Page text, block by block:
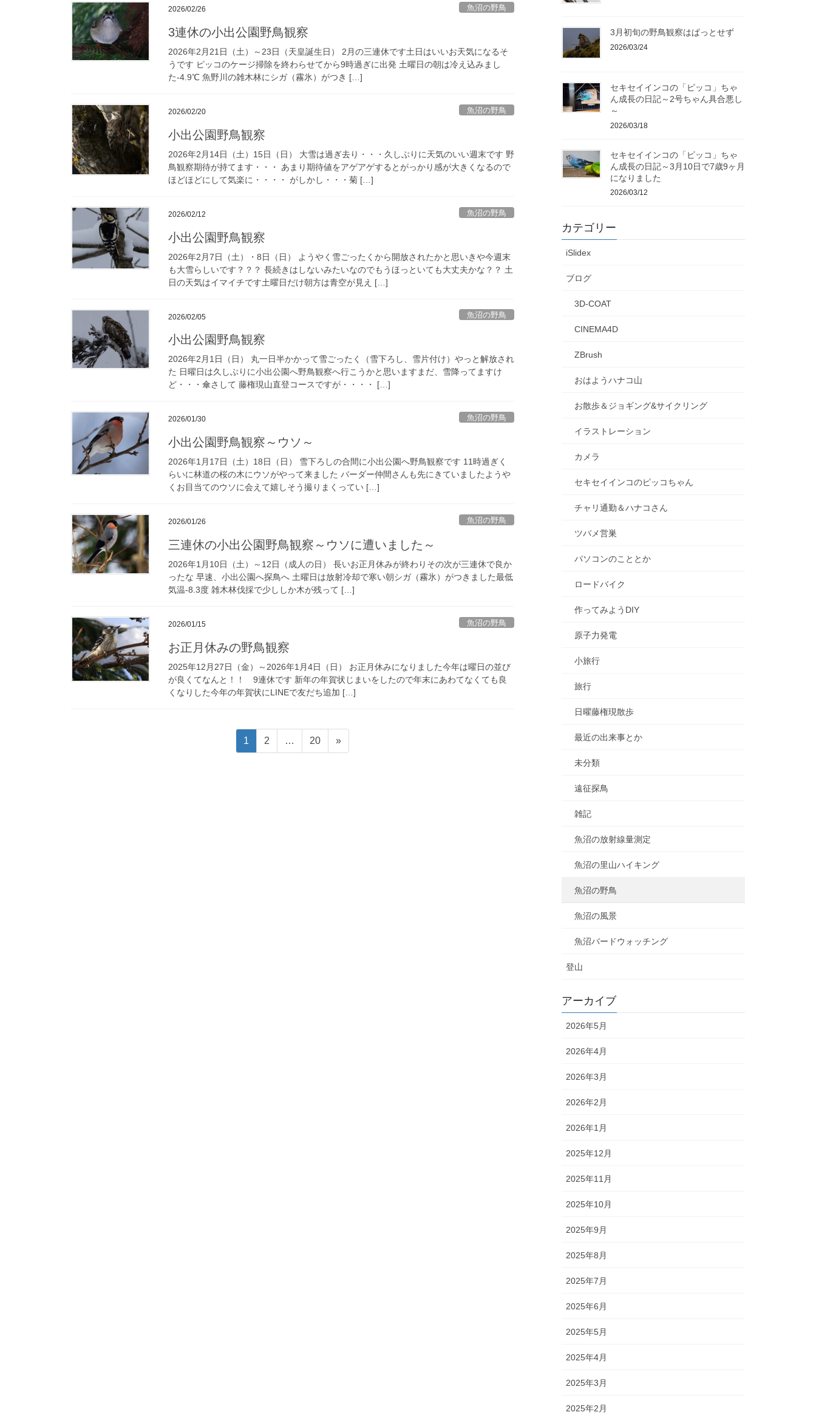
2026/02/26 魚沼の野鳥
3連休の小出公園野鳥観察
2026年2月21日（土）～23日（天皇誕生日） 2月の三連休です土日はいいお天気になるそ
うです ピッコのケージ掃除を終わらせてから9時過ぎに出発 土曜日の朝は冷え込みまし
た-4.9℃ 魚野川の雑木林にシガ（霧氷）がつき […]
2026/02/20 魚沼の野鳥
小出公園野鳥観察
2026年2月14日（土）15日（日） 大雪は過ぎ去り・・・久しぶりに天気のいい週末です 野
鳥観察期待が持てます・・・ あまり期待値をアゲアゲするとがっかり感が大きくなるので
ほどほどにして気楽に・・・・ がしかし・・・菊 […]
2026/02/12 魚沼の野鳥
小出公園野鳥観察
2026年2月7日（土）・8日（日） ようやく雪ごったくから開放されたかと思いきや今週末
も大雪らしいです？？？ 長続きはしないみたいなのでもうほっといても大丈夫かな？？ 土
日の天気はイマイチです土曜日だけ朝方は青空が見え […]
2026/02/05 魚沼の野鳥
小出公園野鳥観察
2026年2月1日（日） 丸一日半かかって雪ごったく（雪下ろし、雪片付け）やっと解放され
た 日曜日は久しぶりに小出公園へ野鳥観察へ行こうかと思いますまだ、雪降ってますけ
ど・・・傘さして 藤権現山直登コースですが・・・・ […]
2026/01/30 魚沼の野鳥
小出公園野鳥観察～ウソ～
2026年1月17日（土）18日（日） 雪下ろしの合間に小出公園へ野鳥観察です 11時過ぎく
らいに林道の桜の木にウソがやって来ました バーダー仲間さんも先にきていましたようや
くお目当てのウソに会えて嬉しそう撮りまくってい […]
2026/01/26 魚沼の野鳥
三連休の小出公園野鳥観察～ウソに遭いました～
2026年1月10日（土）～12日（成人の日） 長いお正月休みが終わりその次が三連休で良か
ったな 早速、小出公園へ探鳥へ 土曜日は放射冷却で寒い朝シガ（霧氷）がつきました最低
気温-8.3度 雑木林伐採で少ししか木が残って […]
2026/01/15 魚沼の野鳥
お正月休みの野鳥観察
2025年12月27日（金）～2026年1月4日（日） お正月休みになりました今年は曜日の並び
が良くてなんと！！ 9連休です 新年の年賀状じまいをしたので年末にあわてなくても良
くなりした今年の年賀状にLINEで友だち追加 […]
固
定
1
固
定
2 …
固
定
20 »
3月初旬の野鳥観察はぱっとせず
2026/03/24
セキセイインコの「ピッコ」ちゃ
ん成長の日記～2号ちゃん具合悪し
～
2026/03/18
セキセイインコの「ピッコ」ちゃ
ん成長の日記～3月10日で7歳9ヶ月
になりました
2026/03/12
カテゴリー
iSlidex
ブログ
3D-COAT
CINEMA4D
ZBrush
おはようハナコ山
お散歩＆ジョギング&サイクリング
イラストレーション
カメラ
セキセイインコのピッコちゃん
チャリ通勤＆ハナコさん
ツバメ営巣
パソコンのこととか
ロードバイク
作ってみようDIY
原子力発電
小旅行
旅行
日曜藤権現散歩
最近の出来事とか
未分類
遠征探鳥
雑記
魚沼の放射線量測定
魚沼の里山ハイキング
魚沼の野鳥
魚沼の風景
魚沼バードウォッチング
登山
アーカイブ
2026年5月
2026年4月
2026年3月
2026年2月
2026年1月
2025年12月
2025年11月
2025年10月
2025年9月
2025年8月
2025年7月
2025年6月
2025年5月
2025年4月
2025年3月
2025年2月